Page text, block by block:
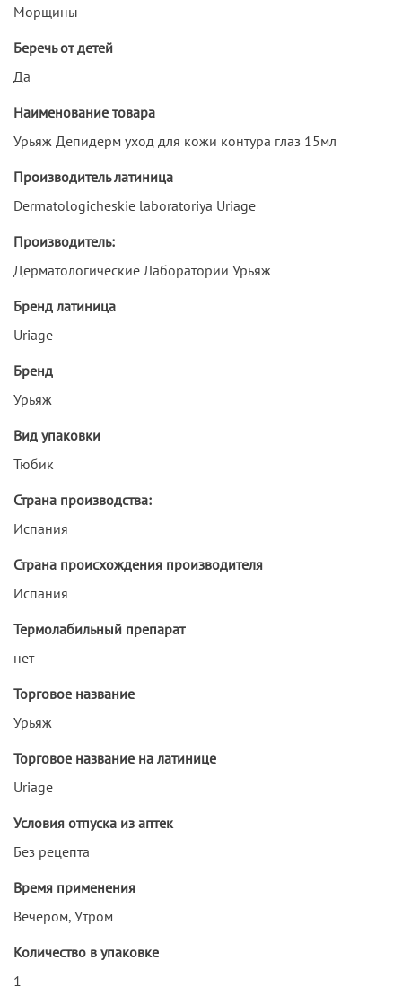
Морщины
Беречь от детей
Да
Наименование товара
Урьяж Депидерм уход для кожи контура глаз 15мл
Производитель латиница
Dermatologicheskie laboratoriya Uriage
Производитель:
Дерматологические Лаборатории Урьяж
Бренд латиница
Uriage
Бренд
Урьяж
Вид упаковки
Тюбик
Страна производства:
Испания
Страна происхождения производителя
Испания
Термолабильный препарат
нет
Торговое название
Урьяж
Торговое название на латинице
Uriage
Условия отпуска из аптек
Без рецепта
Время применения
Вечером, Утром
Количество в упаковке
1